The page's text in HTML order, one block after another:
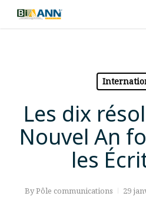
Skip
Les dix
Nouvel An
les
ByPôle communications 29